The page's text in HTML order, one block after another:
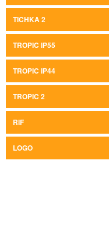
TICHKA 2
TROPIC IP55
TROPIC IP44
TROPIC 2
RIF
LOGO